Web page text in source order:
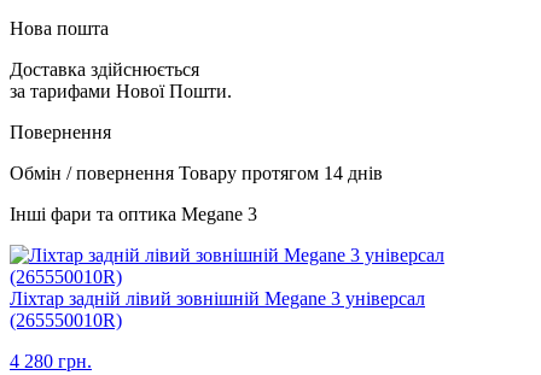
Нова пошта
Доставка здійснюється
за тарифами Нової Пошти.
Повернення
Обмін / повернення Товару протягом 14 днів
Інші фари та оптика Megane 3
Ліхтар задній лівий зовнішній Megane 3 універсал
(265550010R)
4 280 грн.